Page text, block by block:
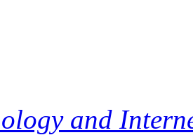
and